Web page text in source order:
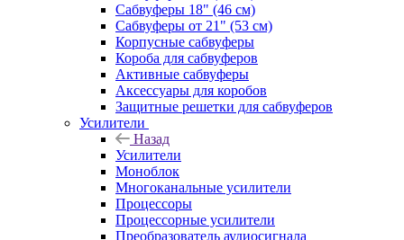
Сабвуферы 18" (46 см)
Сабвуферы от 21" (53 см)
Корпусные сабвуферы
Короба для сабвуферов
Активные сабвуферы
Аксессуары для коробов
Защитные решетки для сабвуферов
Усилители
Назад
Усилители
Моноблок
Многоканальные усилители
Процессоры
Процессорные усилители
Преобразователь аудиосигнала